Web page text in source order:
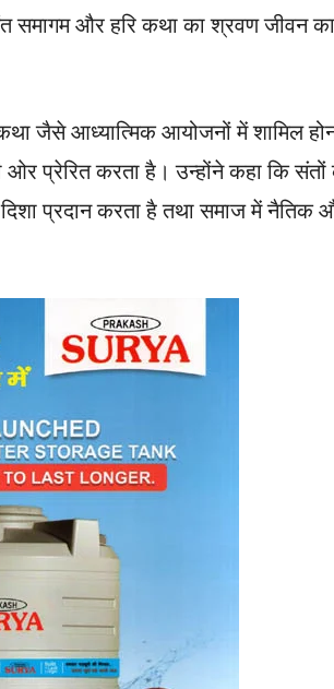
समागम और हरि कथा का श्रवण जीवन का
जैसे आध्यात्मिक आयोजनों में शामिल
प्रेरित करता है। उन्होंने कहा कि संतों
प्रदान करता है तथा समाज में नैतिक